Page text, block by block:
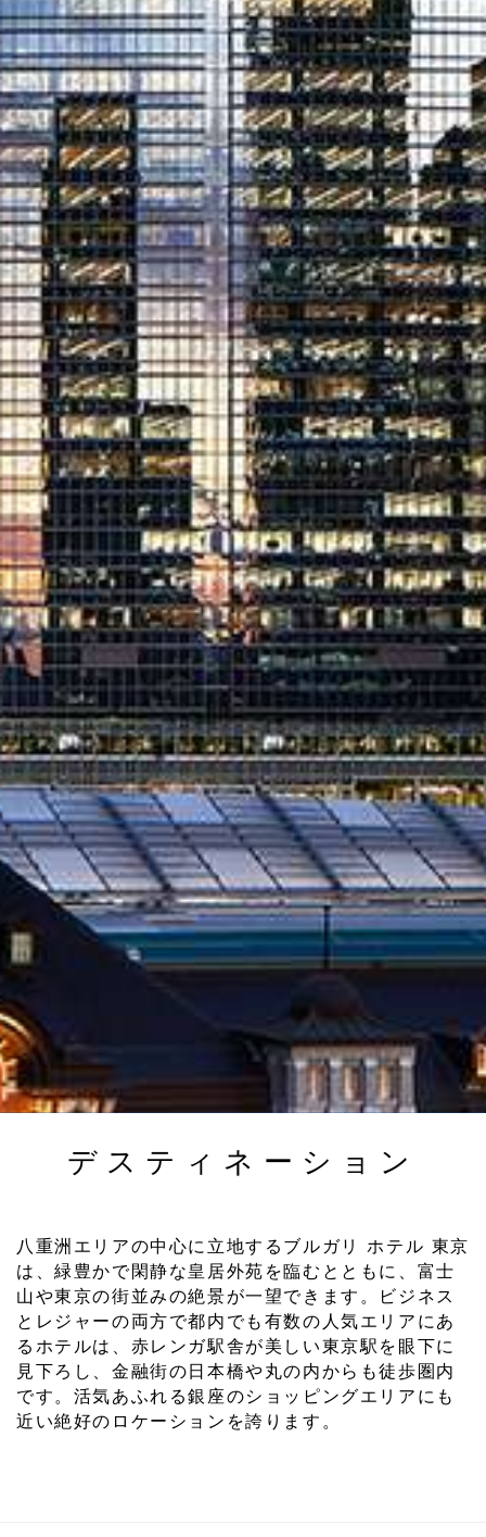
デスティネーション
八重洲エリアの中心に立地するブルガリ ホテル 東京
は、緑豊かで閑静な皇居外苑を臨むとともに、富士
山や東京の街並みの絶景が一望できます。ビジネス
とレジャーの両方で都内でも有数の人気エリアにあ
るホテルは、赤レンガ駅舎が美しい東京駅を眼下に
見下ろし、金融街の日本橋や丸の内からも徒歩圏内
です。活気あふれる銀座のショッピングエリアにも
近い絶好のロケーションを誇ります。